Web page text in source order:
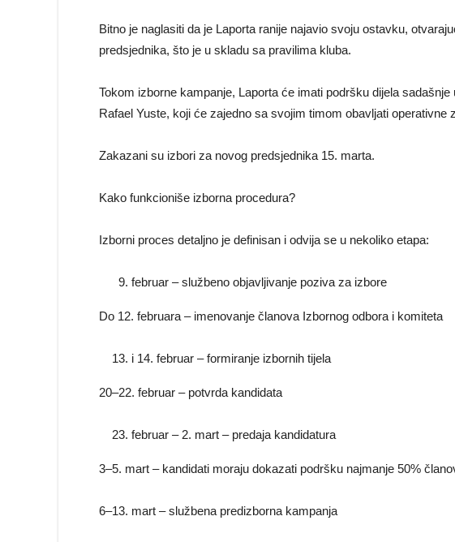
Bitno je naglasiti da je Laporta ranije najavio svoju ostavku,
predsjednika, što je u skladu sa pravilima kluba.
Tokom izborne kampanje, Laporta će imati podršku dijela
Rafael Yuste, koji će zajedno sa svojim timom obavljati operativne
Zakazani su izbori za novog predsjednika 15. marta.
Kako funkcioniše izborna procedura?
Izborni proces detaljno je definisan i odvija se u nekoliko etapa:
februar – službeno objavljivanje poziva za izbore
Do 12. februara – imenovanje članova Izbornog odbora i komiteta
i 14. februar – formiranje izbornih tijela
20–22. februar – potvrda kandidata
februar – 2. mart – predaja kandidatura
3–5. mart – kandidati moraju dokazati podršku najmanje 50%
6–13. mart – službena predizborna kampanja